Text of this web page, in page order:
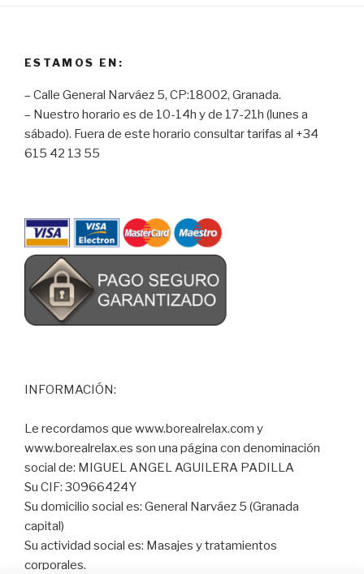
ESTAMOS EN:
– Calle General Narváez 5, CP:18002, Granada.
– Nuestro horario es de 10-14h y de 17-21h (lunes a
sábado). Fuera de este horario consultar tarifas al +34
615 42 13 55
INFORMACIÓN:
Le recordamos que www.borealrelax.com y
www.borealrelax.es son una página con denominación
social de: MIGUEL ANGEL AGUILERA PADILLA
Su CIF: 30966424Y
Su domicilio social es: General Narváez 5 (Granada
capital)
Su actividad social es: Masajes y tratamientos
corporales.